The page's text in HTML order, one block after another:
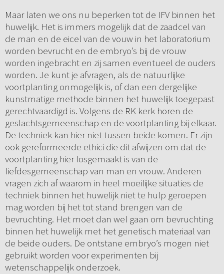
Maar laten we ons nu beperken tot de IFV binnen het
huwelijk. Het is immers mogelijk dat de zaadcel van
de man en de eicel van de vouw in het laboratorium
worden bevrucht en de embryo’s bij de vrouw
worden ingebracht en zij samen eventueel de ouders
worden. Je kunt je afvragen, als de natuurlijke
voortplanting onmogelijk is, of dan een dergelijke
kunstmatige methode binnen het huwelijk toegepast
gerechtvaardigd is. Volgens de RK kerk horen de
geslachtsgemeenschap en de voortplanting bij elkaar.
De techniek kan hier niet tussen beide komen. Er zijn
ook gereformeerde ethici die dit afwijzen om dat de
voortplanting hier losgemaakt is van de
liefdesgemeenschap van man en vrouw. Anderen
vragen zich af waarom in heel moeilijke situaties de
techniek binnen het huwelijk niet te hulp geroepen
mag worden bij het tot stand brengen van de
bevruchting. Het moet dan wel gaan om bevruchting
binnen het huwelijk met het genetisch materiaal van
de beide ouders. De ontstane embryo’s mogen niet
gebruikt worden voor experimenten bij
wetenschappelijk onderzoek.